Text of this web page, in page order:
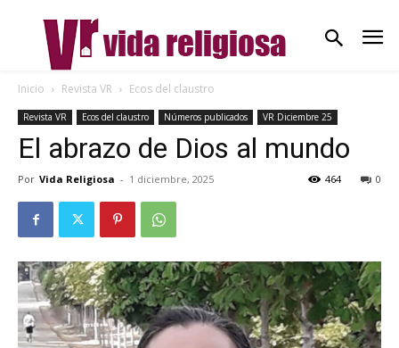
Inicio Revista VR Ecos del claustro
Revista VR Ecos del claustro Números publicados VR Diciembre 25
El abrazo de Dios al mundo
Por Vida Religiosa - 1 diciembre, 2025 0
464